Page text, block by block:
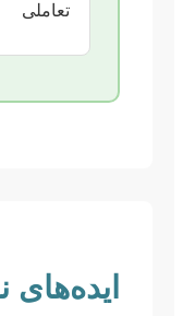
تعاملی
ایده‌های